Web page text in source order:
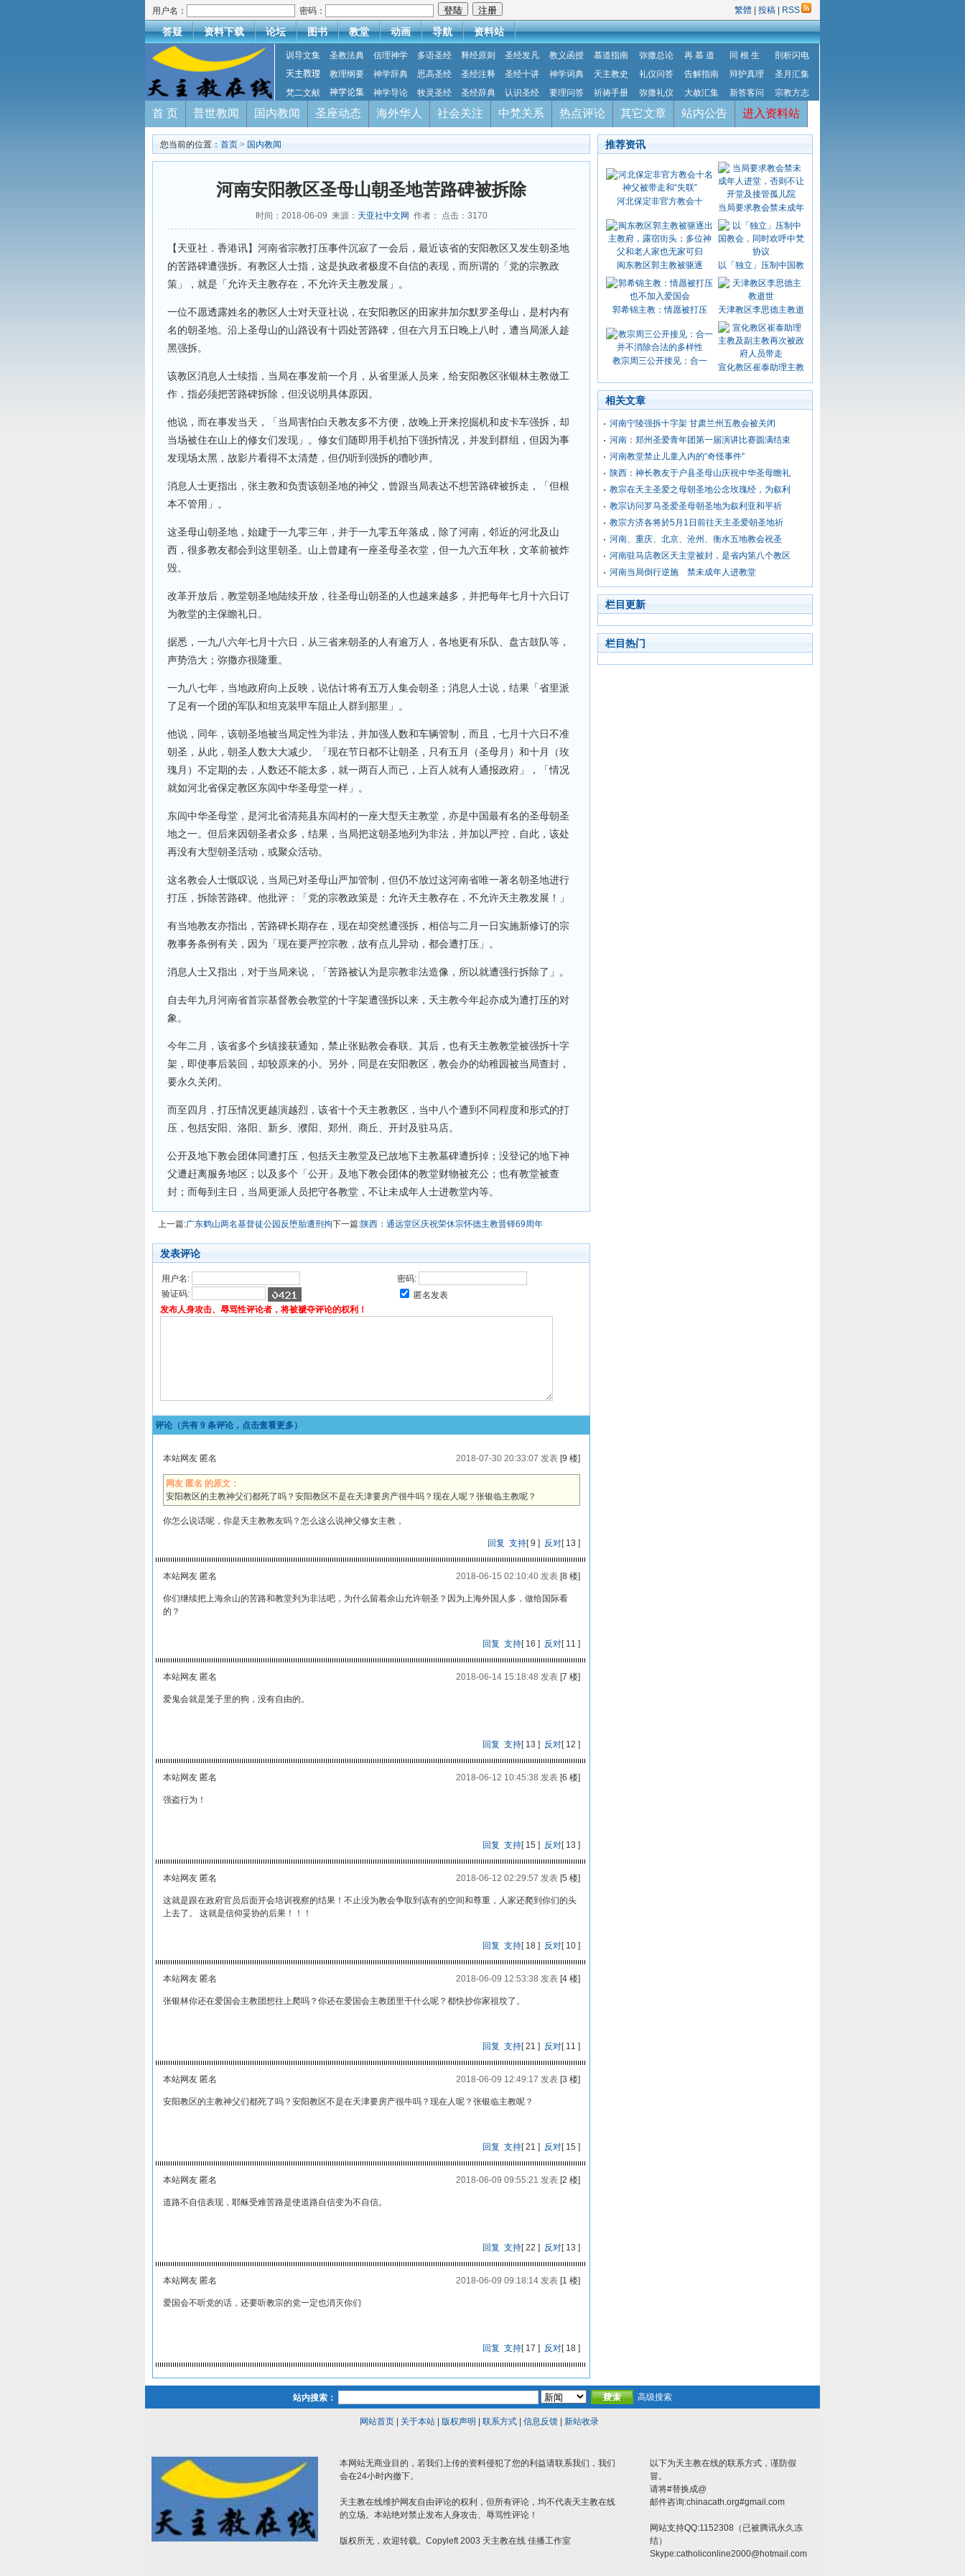
用户名： 密码： 繁體 投稿 RSS
答疑 资料下载 论坛 图书 教堂 动画 导航 资料站
训导文集 圣教法典 信理神学 多语圣经 释经原则 圣经发凡 教义函授 慕道指南 弥撒总论 再 慕 道 同 根 生
剖析闪电
天主教理
教理纲要 神学辞典 思高圣经 圣经注释 圣经十讲 神学词典 天主教史 礼仪问答 告解指南 辩护真理
圣月汇集
梵二文献
神学论集 神学导论 牧灵圣经 圣经辞典 认识圣经 要理问答 祈祷手册 弥撒礼仪 大赦汇集 新答客问 宗教方志
首 页 普世教闻 国内教闻 圣座动态 海外华人 社会关注 中梵关系 热点评论 其它文章 站内公告 进入资料站
您当前的位置： 首页 > 国内教闻
河南安阳教区圣母山朝圣地苦路碑被拆除
时间：2018-06-09 来源： 天亚社中文网 作者： 点击： 3170
【天亚社．香港讯】河南省宗教打压事件沉寂了一会后，最近该省的安阳教区又发生朝圣地
的苦路碑遭强拆。有教区人士指，这是执政者极度不自信的表现，而所谓的「党的宗教政
策」，就是「允许天主教存在，不允许天主教发展」。
一位不愿透露姓名的教区人士对天亚社说，在安阳教区的田家井加尔默罗圣母山，是村内有
名的朝圣地。沿上圣母山的山路设有十四处苦路碑，但在六月五日晚上八时，遭当局派人趁
黑强拆。
该教区消息人士续指，当局在事发前一个月，从省里派人员来，给安阳教区张银林主教做工
作，指必须把苦路碑拆除，但没说明具体原因。
他说，而在事发当天，「当局害怕白天教友多不方便，故晚上开来挖掘机和皮卡车强拆，却
当场被住在山上的修女们发现」。修女们随即用手机拍下强拆情况，并发到群组，但因为事
发现场太黑，故影片看得不太清楚，但仍听到强拆的嘈吵声。
消息人士更指出，张主教和负责该朝圣地的神父，曾跟当局表达不想苦路碑被拆走，「但根
本不管用」。
这圣母山朝圣地，始建于一九零三年，并于一九零五年落成，除了河南，邻近的河北及山
西，很多教友都会到这里朝圣。山上曾建有一座圣母圣衣堂，但一九六五年秋，文革前被炸
毁。
改革开放后，教堂朝圣地陆续开放，往圣母山朝圣的人也越来越多，并把每年七月十六日订
为教堂的主保瞻礼日。
据悉，一九八六年七月十六日，从三省来朝圣的人有逾万人，各地更有乐队、盘古鼓队等，
声势浩大；弥撒亦很隆重。
一九八七年，当地政府向上反映，说估计将有五万人集会朝圣；消息人士说，结果「省里派
了足有一个团的军队和坦克装甲车阻止人群到那里」。
他说，同年，该朝圣地被当局定性为非法，并加强人数和车辆管制，而且，七月十六日不准
朝圣，从此，朝圣人数大大减少。「现在节日都不让朝圣，只有五月（圣母月）和十月（玫
瑰月）不定期的去，人数还不能太多，就一两百人而已，上百人就有人通报政府」，「情况
就如河北省保定教区东闾中华圣母堂一样」。
东闾中华圣母堂，是河北省清苑县东闾村的一座大型天主教堂，亦是中国最有名的圣母朝圣
地之一。但后来因朝圣者众多，结果，当局把这朝圣地列为非法，并加以严控，自此，该处
再没有大型朝圣活动，或聚众活动。
这名教会人士慨叹说，当局已对圣母山严加管制，但仍不放过这河南省唯一著名朝圣地进行
打压，拆除苦路碑。他批评：「党的宗教政策是：允许天主教存在，不允许天主教发展！」
有当地教友亦指出，苦路碑长期存在，现在却突然遭强拆，相信与二月一日实施新修订的宗
教事务条例有关，因为「现在要严控宗教，故有点儿异动，都会遭打压」。
消息人士又指出，对于当局来说，「苦路被认为是宗教非法造像，所以就遭强行拆除了」。
自去年九月河南省首宗基督教会教堂的十字架遭强拆以来，天主教今年起亦成为遭打压的对
象。
今年二月，该省多个乡镇接获通知，禁止张贴教会春联。其后，也有天主教教堂被强拆十字
架，即使事后装回，却较原来的小。另外，同是在安阳教区，教会办的幼稚园被当局查封，
要永久关闭。
而至四月，打压情况更越演越烈，该省十个天主教教区，当中八个遭到不同程度和形式的打
压，包括安阳、洛阳、新乡、濮阳、郑州、商丘、开封及驻马店。
公开及地下教会团体同遭打压，包括天主教堂及已故地下主教墓碑遭拆掉；没登记的地下神
父遭赶离服务地区；以及多个「公开」及地下教会团体的教堂财物被充公；也有教堂被查
封；而每到主日，当局更派人员把守各教堂，不让未成年人士进教堂内等。
上一篇:广东鹤山两名基督徒公园反堕胎遭刑拘下一篇:陕西：通远堂区庆祝荣休宗怀德主教晋铎69周年
发表评论
用户名:
密码:
验证码:
匿名发表
发布人身攻击、辱骂性评论者，将被褫夺评论的权利！
评论（共有 9 条评论，点击查看更多）
本站网友 匿名 2018-07-30 20:33:07 发表[9 楼]
网友 匿名 的原文：
安阳教区的主教神父们都死了吗？安阳教区不是在天津要房产很牛吗？现在人呢？张银临主教呢？
你怎么说话呢，你是天主教教友吗？怎么这么说神父修女主教，
回复 支持[9 ] 反对[13 ]
本站网友 匿名 2018-06-15 02:10:40 发表[8 楼]
你们继续把上海佘山的苦路和教堂列为非法吧，为什么留着佘山允许朝圣？因为上海外国人多，做给国际看
的？
回复 支持[16 ] 反对[11 ]
本站网友 匿名 2018-06-14 15:18:48 发表[7 楼]
爱鬼会就是笼子里的狗，没有自由的。
回复 支持[13 ] 反对[12 ]
本站网友 匿名 2018-06-12 10:45:38 发表[6 楼]
强盗行为！
回复 支持[15 ] 反对[13 ]
本站网友 匿名 2018-06-12 02:29:57 发表[5 楼]
这就是跟在政府官员后面开会培训视察的结果！不止没为教会争取到该有的空间和尊重，人家还爬到你们的头
上去了。 这就是信仰妥协的后果！！！
回复 支持[18 ] 反对[10 ]
本站网友 匿名 2018-06-09 12:53:38 发表[4 楼]
张银林你还在爱国会主教团想往上爬吗？你还在爱国会主教团里干什么呢？都快抄你家祖坟了。
回复 支持[21 ] 反对[11 ]
本站网友 匿名 2018-06-09 12:49:17 发表[3 楼]
安阳教区的主教神父们都死了吗？安阳教区不是在天津要房产很牛吗？现在人呢？张银临主教呢？
回复 支持[21 ] 反对[15 ]
本站网友 匿名 2018-06-09 09:55:21 发表[2 楼]
道路不自信表现，耶稣受难苦路是使道路自信变为不自信。
回复 支持[22 ] 反对[13 ]
本站网友 匿名 2018-06-09 09:18:14 发表[1 楼]
爱国会不听党的话，还要听教宗的党一定也消灭你们
回复 支持[17 ] 反对[18 ]
推荐资讯
河北保定非官方教会十
当局要求教会禁未成年
闽东教区郭主教被驱逐 以「独立」压制中国教
郭希锦主教：情愿被打压 天津教区李思德主教逝
教宗周三公开接见：合一
宣化教区崔泰助理主教
相关文章
河南宁陵强拆十字架 甘肃兰州五教会被关闭
河南：郑州圣爱青年团第一届演讲比赛圆满结束
河南教堂禁止儿童入内的“奇怪事件”
陕西：神长教友于户县圣母山庆祝中华圣母瞻礼
教宗在天主圣爱之母朝圣地公念玫瑰经，为叙利
教宗访问罗马圣爱圣母朝圣地为叙利亚和平祈
教宗方济各将於5月1日前往天主圣爱朝圣地祈
河南、重庆、北京、沧州、衡水五地教会祝圣
河南驻马店教区天主堂被封，是省内第八个教区
河南当局倒行逆施 禁未成年人进教堂
栏目更新
栏目热门
站内搜索： 高级搜索
网站首页| 关于本站| 版权声明 联系方式| 信息反馈| 新站收录
本网站无商业目的，若我们上传的资料侵犯了您的利益请联系我们，我们
会在24小时内撤下。
天主教在线维护网友自由评论的权利，但所有评论，均不代表天主教在线
的立场。本站绝对禁止发布人身攻击、辱骂性评论！
版权所无，欢迎转载。Copyleft 2003 天主教在线 佳播工作室
以下为天主教在线的联系方式，谨防假
冒。
请将#替换成@
邮件咨询:chinacath.org#gmail.com
网站支持QQ:1152308（已被腾讯永久冻
结）
Skype:catholiconline2000@hotmail.com